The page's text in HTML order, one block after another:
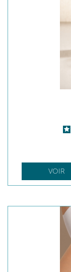
VOIR